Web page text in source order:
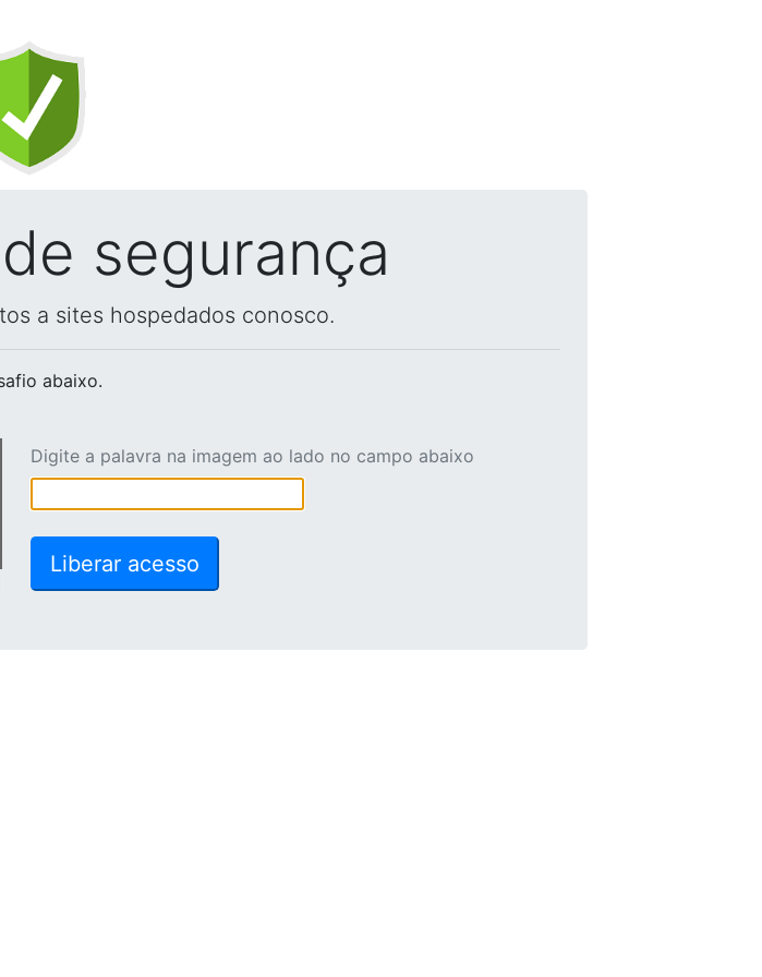
segurança
a sites hospedados conosco.
abaixo.
Digite a palavra na imagem ao lado no campo abaixo